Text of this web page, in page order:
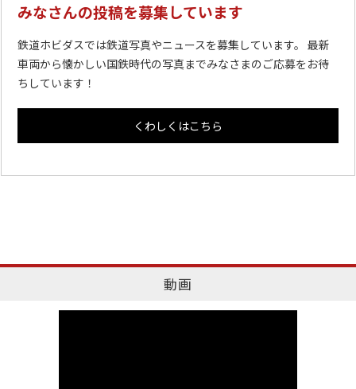
みなさんの投稿を募集しています
鉄道ホビダスでは鉄道写真やニュースを募集しています。 最新
車両から懐かしい国鉄時代の写真までみなさまのご応募をお待
ちしています！
くわしくはこちら
動画